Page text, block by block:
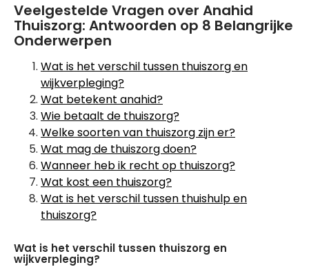
Veelgestelde Vragen over Anahid
Thuiszorg: Antwoorden op 8 Belangrijke
Onderwerpen
Wat is het verschil tussen thuiszorg en
wijkverpleging?
Wat betekent anahid?
Wie betaalt de thuiszorg?
Welke soorten van thuiszorg zijn er?
Wat mag de thuiszorg doen?
Wanneer heb ik recht op thuiszorg?
Wat kost een thuiszorg?
Wat is het verschil tussen thuishulp en
thuiszorg?
Wat is het verschil tussen thuiszorg en
wijkverpleging?